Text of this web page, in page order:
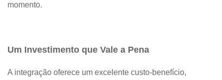
momento.
Um Investimento que Vale a Pena
A integração oferece um excelente custo-benefício,